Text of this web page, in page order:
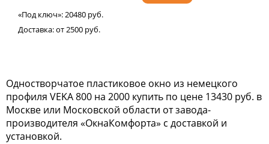
«Под ключ»:20480 руб.
Доставка:от 2500 руб.
Одностворчатое пластиковое окно из немецкого
профиля VEKA 800 на 2000 купить по цене 13430 руб. в
Москве или Московской области от завода-
производителя «ОкнаКомфорта» с доставкой и
установкой.